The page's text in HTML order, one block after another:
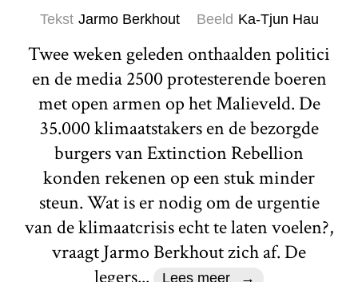
Tekst Jarmo Berkhout Beeld Ka-Tjun Hau
Twee weken geleden onthaalden politici
en de media 2500 protesterende boeren
met open armen op het Malieveld. De
35.000 klimaatstakers en de bezorgde
burgers van Extinction Rebellion
konden rekenen op een stuk minder
steun. Wat is er nodig om de urgentie
van de klimaatcrisis echt te laten voelen?,
vraagt Jarmo Berkhout zich af. De
legers...
Lees meer